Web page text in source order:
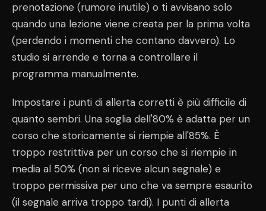
prenotazione (rumore inutile) o ti avvisano solo
quando una lezione viene creata per la prima volta
(perdendo i momenti che contano davvero). Lo
studio si arrende e torna a controllare il
programma manualmente.
Impostare i punti di allerta corretti è più difficile di
quanto sembri. Una soglia dell'80% è adatta per un
corso che storicamente si riempie all'85%. È
troppo restrittiva per un corso che si riempie in
media al 50% (non si riceve alcun segnale) e
troppo permissiva per uno che va sempre esaurito
(il segnale arriva troppo tardi). I punti di allerta